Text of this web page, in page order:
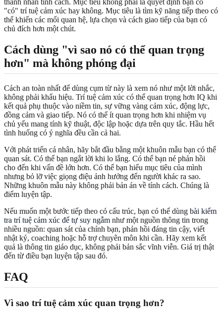
thành nhãn tính cách. Mục tiêu không phải là quyết định bạn có
"có" trí tuệ cảm xúc hay không. Mục tiêu là tìm kỹ năng tiếp theo có
thể khiến các mối quan hệ, lựa chọn và cách giao tiếp của bạn có
chủ đích hơn một chút.
Cách dùng "vì sao nó có thể quan trọng
hơn" mà không phóng đại
Cách an toàn nhất để dùng cụm từ này là xem nó như một lời nhắc,
không phải khẩu hiệu. Trí tuệ cảm xúc có thể quan trọng hơn IQ khi
kết quả phụ thuộc vào niềm tin, sự vững vàng cảm xúc, động lực,
đồng cảm và giao tiếp. Nó có thể ít quan trọng hơn khi nhiệm vụ
chủ yếu mang tính kỹ thuật, độc lập hoặc dựa trên quy tắc. Hầu hết
tình huống có ý nghĩa đều cần cả hai.
Với phát triển cá nhân, hãy bắt đầu bằng một khuôn mẫu bạn có thể
quan sát. Có thể bạn ngắt lời khi lo lắng. Có thể bạn né phản hồi
cho đến khi vấn đề lớn hơn. Có thể bạn hiểu mục tiêu của mình
nhưng bỏ lỡ việc giọng điệu ảnh hưởng đến người khác ra sao.
Những khuôn mẫu này không phải bản án về tính cách. Chúng là
điểm luyện tập.
Nếu muốn một bước tiếp theo có cấu trúc, bạn có thể dùng bài kiểm
tra trí tuệ cảm xúc để tự suy ngẫm như một nguồn thông tin trong
nhiều nguồn: quan sát của chính bạn, phản hồi đáng tin cậy, viết
nhật ký, coaching hoặc hỗ trợ chuyên môn khi cần. Hãy xem kết
quả là thông tin giáo dục, không phải bản sắc vĩnh viễn. Giá trị thật
đến từ điều bạn luyện tập sau đó.
FAQ
Vì sao trí tuệ cảm xúc quan trọng hơn?